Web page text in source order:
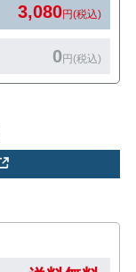
3,080円(税込)
0円(税込)